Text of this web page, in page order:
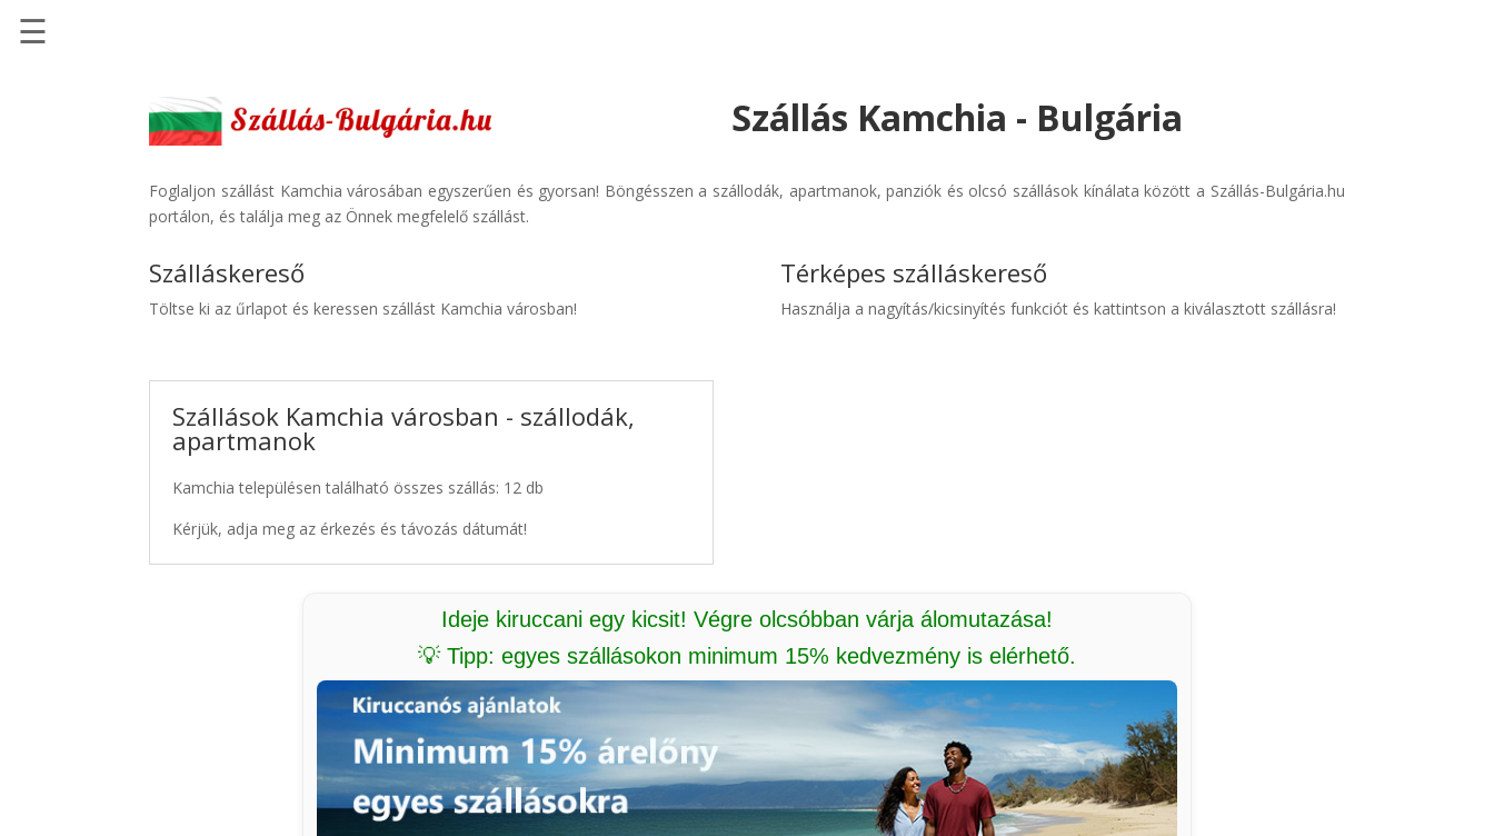
Szállásinfo.eu
Repülőjegy
☰
Szállás Kamchia - Bulgária
Foglaljon szállást Kamchia városában egyszerűen és gyorsan! Böngésszen a szállodák, apartmanok, panziók és olcsó szállások kínálata között a Szállás-Bulgária.hu
portálon, és találja meg az Önnek megfelelő szállást.
Szálláskereső
Töltse ki az űrlapot és keressen szállást Kamchia városban!
Szállások Kamchia városban - szállodák,
apartmanok
Kamchia településen található összes szállás: 12 db
Kérjük, adja meg az érkezés és távozás dátumát!
Térképes szálláskereső
Használja a nagyítás/kicsinyítés funkciót és kattintson a kiválasztott szállásra!
Ideje kiruccani egy kicsit! Végre olcsóbban várja álomutazása!
💡 Tipp: egyes szállásokon minimum 15% kedvezmény is elérhető.